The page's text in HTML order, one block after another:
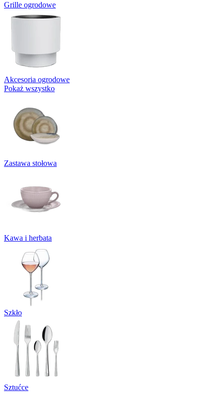
Grille ogrodowe
Akcesoria ogrodowe
Pokaż wszystko
Zastawa stołowa
Kawa i herbata
Szkło
Sztućce